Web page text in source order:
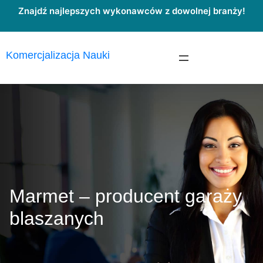
Przejdź
treści
Znajdź najlepszych wykonawców z dowolnej branży!
Komercjalizacja Nauki
Marmet – producent garaży
blaszanych